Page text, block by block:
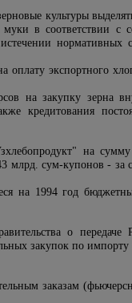
культуры
в соответствии с
нормативных
оплату экспортного
на закупку зерна
кредитования
на
сум-купонов - за
на 1994 год
о передаче
закупок по
заказам